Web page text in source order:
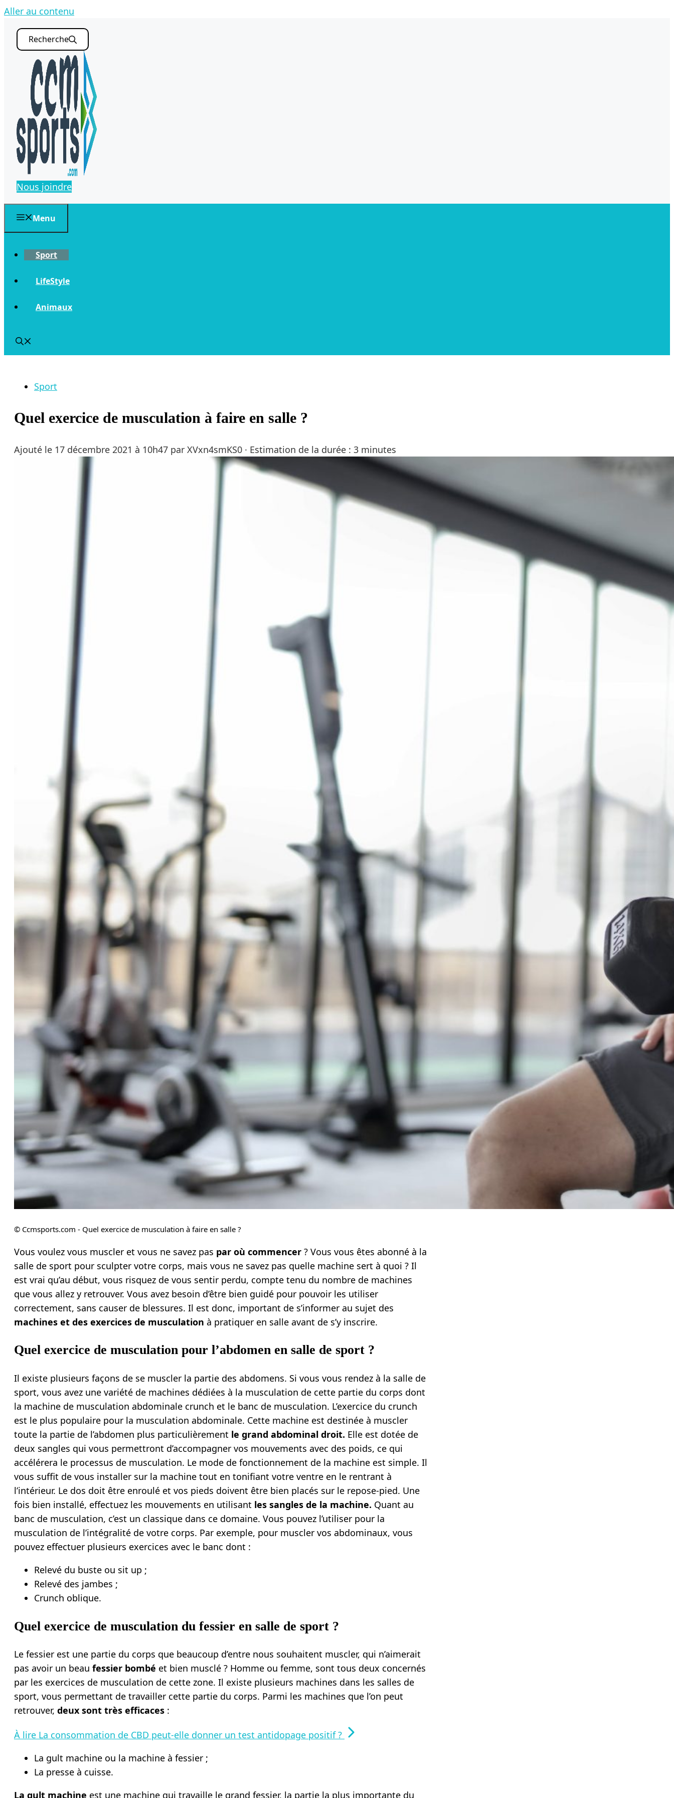
Aller au contenu
Recherche
Nous joindre
Menu
Sport
LifeStyle
Animaux
Sport
Quel exercice de musculation à faire en salle ?
Ajouté le 17 décembre 2021 à 10h47 par XVxn4smKS0 · Estimation de la durée : 3 minutes
© Ccmsports.com - Quel exercice de musculation à faire en salle ?
Vous voulez vous muscler et vous ne savez pas par où commencer ? Vous vous êtes abonné à la
salle de sport pour sculpter votre corps, mais vous ne savez pas quelle machine sert à quoi ? Il
est vrai qu’au début, vous risquez de vous sentir perdu, compte tenu du nombre de machines
que vous allez y retrouver. Vous avez besoin d’être bien guidé pour pouvoir les utiliser
correctement, sans causer de blessures. Il est donc, important de s’informer au sujet des
machines et des exercices de musculation à pratiquer en salle avant de s’y inscrire.
Quel exercice de musculation pour l’abdomen en salle de sport ?
Il existe plusieurs façons de se muscler la partie des abdomens. Si vous vous rendez à la salle de
sport, vous avez une variété de machines dédiées à la musculation de cette partie du corps dont
la machine de musculation abdominale crunch et le banc de musculation. L’exercice du crunch
est le plus populaire pour la musculation abdominale. Cette machine est destinée à muscler
toute la partie de l’abdomen plus particulièrement le grand abdominal droit. Elle est dotée de
deux sangles qui vous permettront d’accompagner vos mouvements avec des poids, ce qui
accélérera le processus de musculation. Le mode de fonctionnement de la machine est simple. Il
vous suffit de vous installer sur la machine tout en tonifiant votre ventre en le rentrant à
l’intérieur. Le dos doit être enroulé et vos pieds doivent être bien placés sur le repose-pied. Une
fois bien installé, effectuez les mouvements en utilisant les sangles de la machine. Quant au
banc de musculation, c’est un classique dans ce domaine. Vous pouvez l’utiliser pour la
musculation de l’intégralité de votre corps. Par exemple, pour muscler vos abdominaux, vous
pouvez effectuer plusieurs exercices avec le banc dont :
Relevé du buste ou sit up ;
Relevé des jambes ;
Crunch oblique.
Quel exercice de musculation du fessier en salle de sport ?
Le fessier est une partie du corps que beaucoup d’entre nous souhaitent muscler, qui n’aimerait
pas avoir un beau fessier bombé et bien musclé ? Homme ou femme, sont tous deux concernés
par les exercices de musculation de cette zone. Il existe plusieurs machines dans les salles de
sport, vous permettant de travailler cette partie du corps. Parmi les machines que l’on peut
retrouver, deux sont très efficaces :
À lire La consommation de CBD peut-elle donner un test antidopage positif ?
La gult machine ou la machine à fessier ;
La presse à cuisse.
La gult machine est une machine qui travaille le grand fessier, la partie la plus importante du